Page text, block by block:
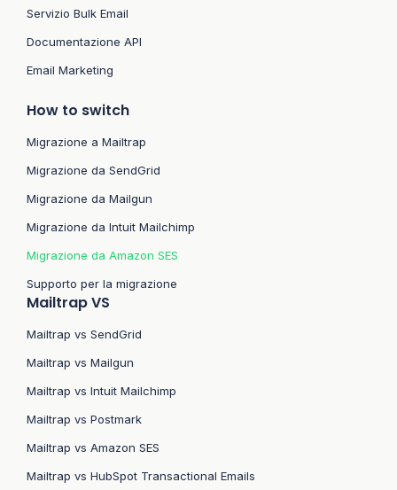
Servizio Bulk Email
Documentazione API
Email Marketing
How to switch
Migrazione a Mailtrap
Migrazione da SendGrid
Migrazione da Mailgun
Migrazione da Intuit Mailchimp
Migrazione da Amazon SES
Supporto per la migrazione
Mailtrap VS
Mailtrap vs SendGrid
Mailtrap vs Mailgun
Mailtrap vs Intuit Mailchimp
Mailtrap vs Postmark
Mailtrap vs Amazon SES
Mailtrap vs HubSpot Transactional Emails